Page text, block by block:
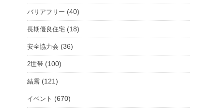
バリアフリー (40)
長期優良住宅 (18)
安全協力会 (36)
2世帯 (100)
結露 (121)
イベント (670)